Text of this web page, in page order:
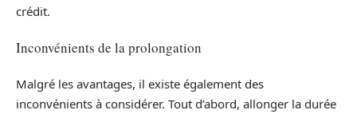
crédit.
Inconvénients de la prolongation
Malgré les avantages, il existe également des
inconvénients à considérer. Tout d’abord, allonger la durée